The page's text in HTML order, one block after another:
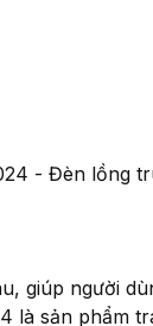
- Đèn lồng
giúp người
là sản phẩm